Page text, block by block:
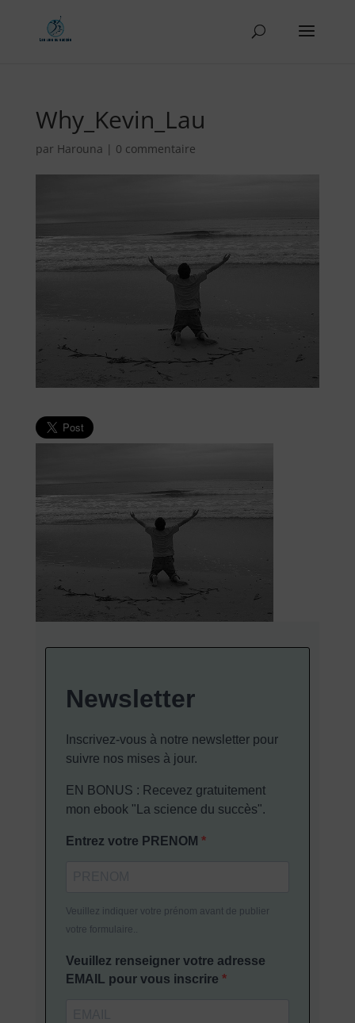
Why_Kevin_Lau
par Harouna | 0 commentaire
Newsletter
Inscrivez-vous à notre newsletter pour
suivre nos mises à jour.
EN BONUS : Recevez gratuitement
mon ebook "La science du succès".
Entrez votre PRENOM
Veuillez indiquer votre prénom avant de publier
votre formulaire..
Veuillez renseigner votre adresse
EMAIL pour vous inscrire